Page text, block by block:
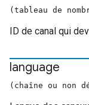
(tableau de
ID de canal qui
language
(chaîne ou non